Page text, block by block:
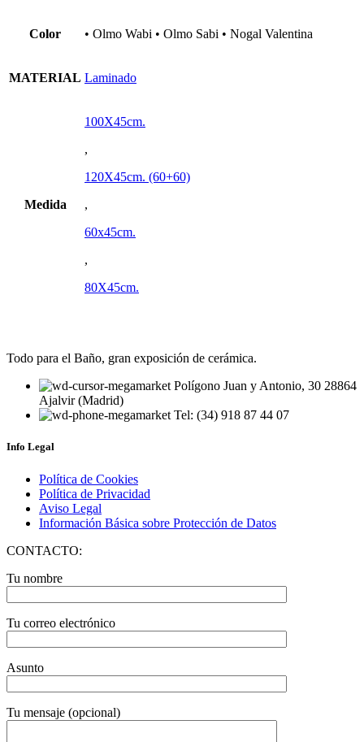
Color • Olmo Wabi • Olmo Sabi • Nogal Valentina
MATERIAL Laminado
Medida
100X45cm.
,
120X45cm. (60+60)
,
60x45cm.
,
80X45cm.
Todo para el Baño, gran exposición de cerámica.
Polígono Juan y Antonio, 30 28864
Ajalvir (Madrid)
Tel: (34) 918 87 44 07
Info Legal
Política de Cookies
Política de Privacidad
Aviso Legal
Información Básica sobre Protección de Datos
CONTACTO:
Tu nombre
Tu correo electrónico
Asunto
Tu mensaje (opcional)